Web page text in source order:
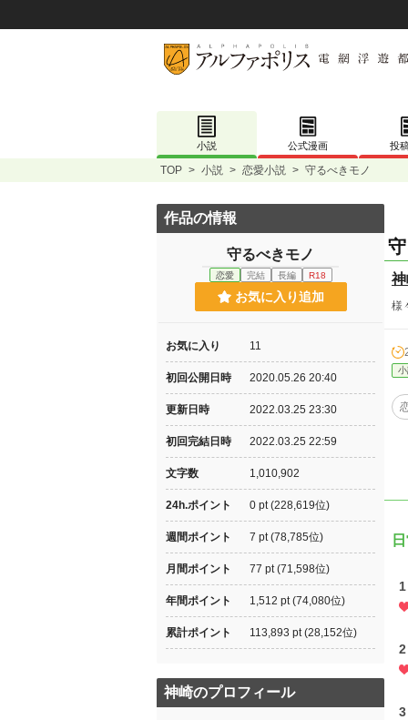
小説 公式漫画 投
TOP > 小説 > 恋愛小説 > 守るべきモノ
様
小
1
2
3
作品の情報
守るべきモノ
恋愛 完結 長編 R18
お気に入り追加
お気に入り 11
初回公開日時 2020.05.26 20:40
更新日時 2022.03.25 23:30
初回完結日時 2022.03.25 22:59
文字数 1,010,902
24h.ポイント 0 pt (228,619位)
週間ポイント 7 pt (78,785位)
月間ポイント 77 pt (71,598位)
年間ポイント 1,512 pt (74,080位)
累計ポイント 113,893 pt (28,152位)
神崎のプロフィール